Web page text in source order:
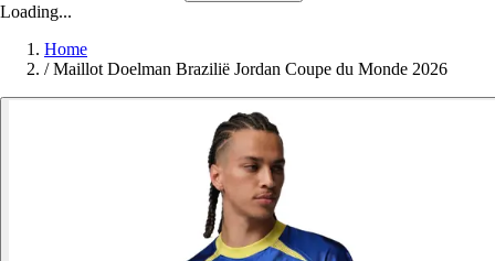
Loading...
Home
/ Maillot Doelman Brazilië Jordan Coupe du Monde 2026